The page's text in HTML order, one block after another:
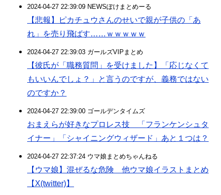
2024-04-27 22:39:09 NEWSぽけまとめーる
【悲報】ピカチュウさんのせいで親が子供の「あ
れ」を売り飛ばす……ｗｗｗｗｗ
2024-04-27 22:39:03 ガールズVIPまとめ
【彼氏が「職務質問」を受けました】「応じなくて
もいいんでしょ？」と言うのですが、義務ではない
のですか？
2024-04-27 22:39:00 ゴールデンタイムズ
おまえらが好きなプロレス技 「フランケンシュタ
イナー」「シャイニングウィザード」あと１つは？
2024-04-27 22:37:24 ウマ娘まとめちゃんねる
【ウマ娘】混ぜるな危険 他ウマ娘イラストまとめ
【X(twitter)】